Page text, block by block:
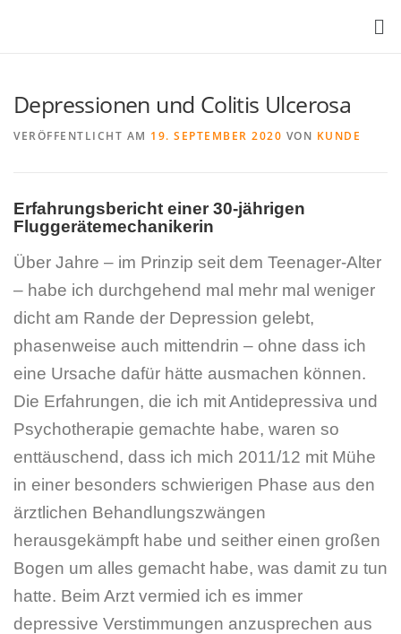
Depressionen und Colitis Ulcerosa
VERÖFFENTLICHT AM 19. SEPTEMBER 2020 VON KUNDE
Erfahrungsbericht einer 30-jährigen
Fluggerätemechanikerin
Über Jahre – im Prinzip seit dem Teenager-Alter
– habe ich durchgehend mal mehr mal weniger
dicht am Rande der Depression gelebt,
phasenweise auch mittendrin – ohne dass ich
eine Ursache dafür hätte ausmachen können.
Die Erfahrungen, die ich mit Antidepressiva und
Psychotherapie gemachte habe, waren so
enttäuschend, dass ich mich 2011/12 mit Mühe
in einer besonders schwierigen Phase aus den
ärztlichen Behandlungszwängen
herausgekämpft habe und seither einen großen
Bogen um alles gemacht habe, was damit zu tun
hatte. Beim Arzt vermied ich es immer
depressive Verstimmungen anzusprechen aus